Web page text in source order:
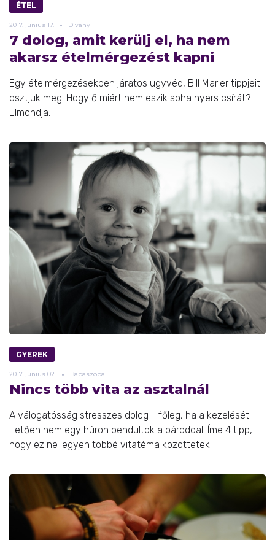
ÉTEL
2017. június 17. Dívány
7 dolog, amit kerülj el, ha nem
akarsz ételmérgezést kapni
Egy ételmérgezésekben járatos ügyvéd, Bill Marler tippjeit
osztjuk meg. Hogy ő miért nem eszik soha nyers csírát?
Elmondja.
GYEREK
2017. június 02. Babaszoba
Nincs több vita az asztalnál
A válogatósság stresszes dolog - főleg, ha a kezelését
illetően nem egy húron pendültök a pároddal. Íme 4 tipp,
hogy ez ne legyen többé vitatéma közöttetek.